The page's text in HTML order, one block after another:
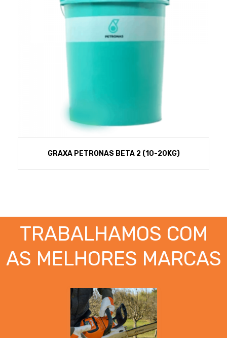
GRAXA PETRONAS BETA 2 (10-20KG)
TRABALHAMOS COM
AS MELHORES MARCAS